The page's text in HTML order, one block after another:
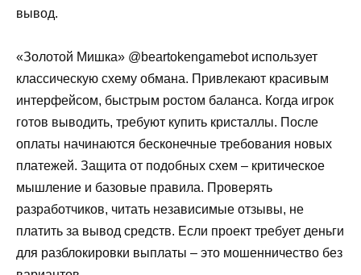
вывод.
«Золотой Мишка» @beartokengamebot использует
классическую схему обмана. Привлекают красивым
интерфейсом, быстрым ростом баланса. Когда игрок
готов выводить, требуют купить кристаллы. После
оплаты начинаются бесконечные требования новых
платежей. Защита от подобных схем – критическое
мышление и базовые правила. Проверять
разработчиков, читать независимые отзывы, не
платить за вывод средств. Если проект требует деньги
для разблокировки выплаты – это мошенничество без